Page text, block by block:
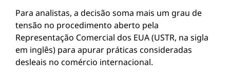
Para analistas, a decisão soma mais um grau de
tensão no procedimento aberto pela
Representação Comercial dos EUA (USTR, na sigla
em inglês) para apurar práticas consideradas
desleais no comércio internacional.